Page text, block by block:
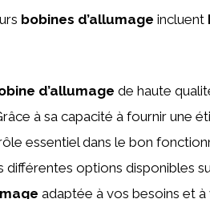
bobines d’allumage incluent
d’allumage de haute
à sa capacité à fournir une
essentiel dans le bon
options disponibles
adaptée à vos besoins et